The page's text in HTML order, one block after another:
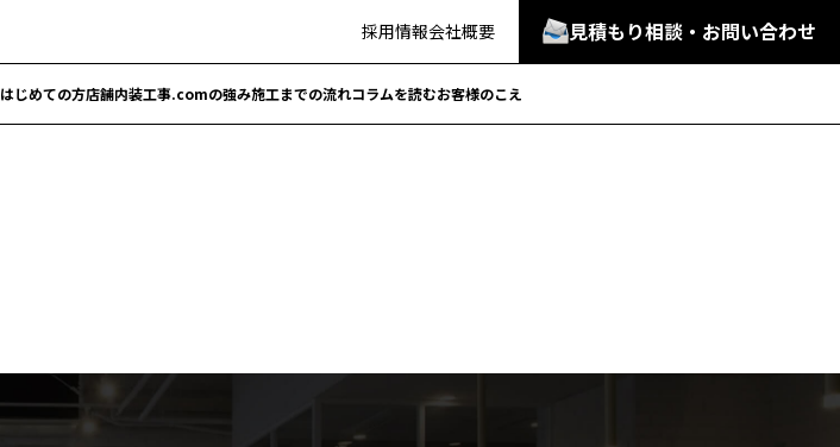
採用情報会社概要 見積もり相談・お問い合わせ
はじめての方店舗内装工事.comの強み施工までの流れコラムを読むお客様のこえ